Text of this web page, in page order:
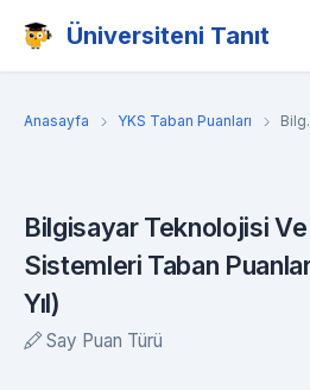
Üniversiteni Tanıt
Anasayfa YKS Taban Puanları
Bilgisayar Teknolojisi
Sistemleri Taban
Yıl)
Say Puan Türü